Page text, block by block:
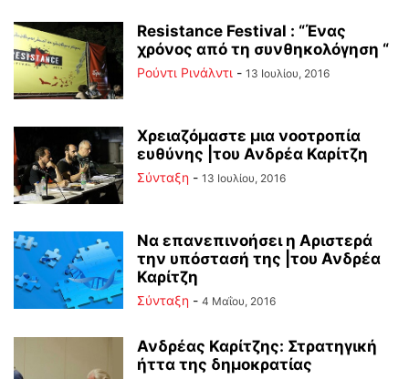
Resistance Festival : “Ένας
χρόνος από τη συνθηκολόγηση “
Ρούντι Ρινάλντι - 13 Ιουλίου, 2016
Χρειαζόμαστε μια νοοτροπία
ευθύνης |του Ανδρέα Καρίτζη
Σύνταξη - 13 Ιουλίου, 2016
Να επανεπινοήσει η Αριστερά
την υπόστασή της |του Ανδρέα
Καρίτζη
Σύνταξη - 4 Μαΐου, 2016
Ανδρέας Καρίτζης: Στρατηγική
ήττα της δημοκρατίας